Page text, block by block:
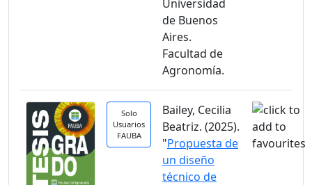
Universidad
de Buenos
Aires.
Facultad de
Agronomía.
Solo
Usuarios
FAUBA
Bailey, Cecilia
Beatriz. (2025).
"Propuesta de
un diseño
técnico de